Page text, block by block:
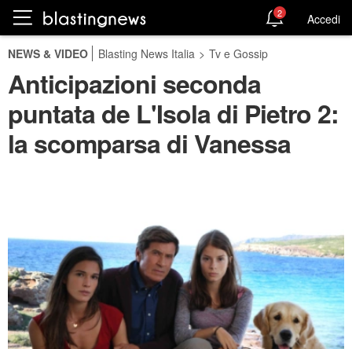
2 Accedi
NEWS & VIDEO Blasting News Italia > Tv e Gossip
Anticipazioni seconda
puntata de L'Isola di Pietro 2:
la scomparsa di Vanessa